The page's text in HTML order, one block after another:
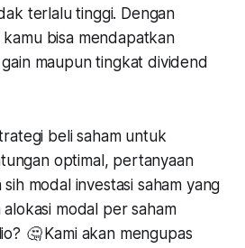
terlalu tinggi. Dengan
bisa mendapatkan
maupun tingkat dividend
beli saham untuk
optimal, pertanyaan
modal investasi saham yang
modal per saham
🤔 Kami akan mengupas